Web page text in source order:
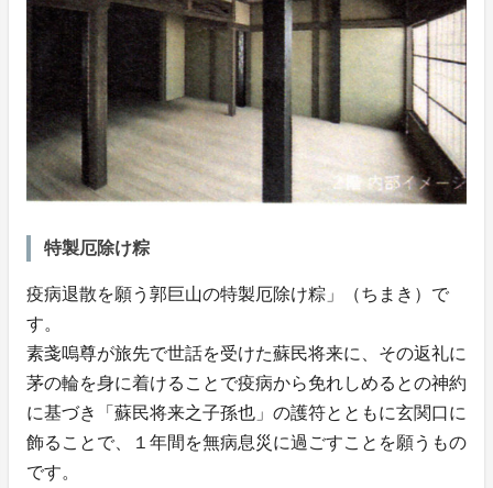
特製厄除け粽
疫病退散を願う郭巨山の特製厄除け粽」（ちまき）で
す。
素戔嗚尊が旅先で世話を受けた蘇民将来に、その返礼に
茅の輪を身に着けることで疫病から免れしめるとの神約
に基づき「蘇民将来之子孫也」の護符とともに玄関口に
飾ることで、１年間を無病息災に過ごすことを願うもの
です。